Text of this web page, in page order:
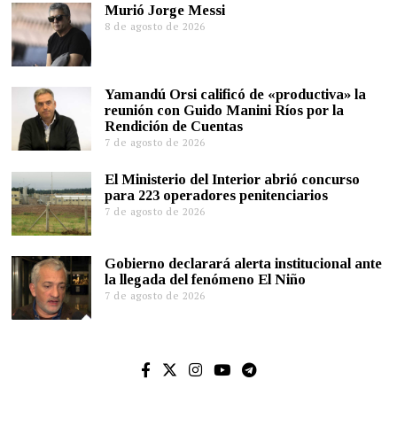
Murió Jorge Messi
8 de agosto de 2026
Yamandú Orsi calificó de «productiva» la
reunión con Guido Manini Ríos por la
Rendición de Cuentas
7 de agosto de 2026
El Ministerio del Interior abrió concurso
para 223 operadores penitenciarios
7 de agosto de 2026
Gobierno declarará alerta institucional ante
la llegada del fenómeno El Niño
7 de agosto de 2026